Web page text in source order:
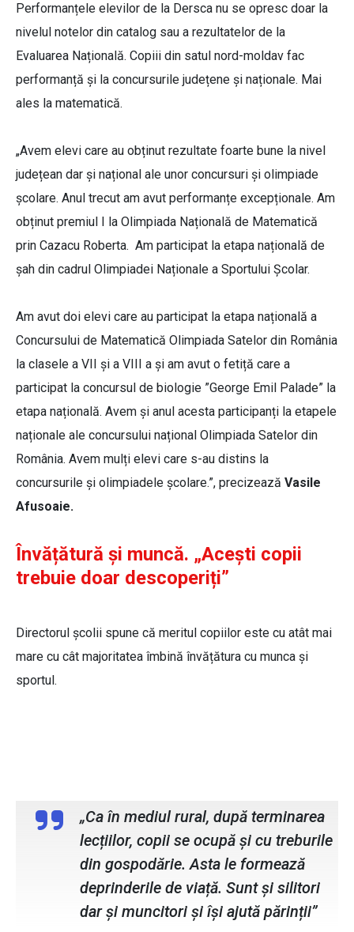
Performanțele elevilor de la Dersca nu se opresc doar la
nivelul notelor din catalog sau a rezultatelor de la
Evaluarea Națională. Copiii din satul nord-moldav fac
performanță și la concursurile județene și naționale. Mai
ales la matematică.
„Avem elevi care au obținut rezultate foarte bune la nivel
județean dar și național ale unor concursuri și olimpiade
școlare. Anul trecut am avut performanțe excepționale. Am
obținut premiul I la Olimpiada Națională de Matematică
prin Cazacu Roberta. Am participat la etapa națională de
șah din cadrul Olimpiadei Naționale a Sportului Școlar.
Am avut doi elevi care au participat la etapa națională a
Concursului de Matematică Olimpiada Satelor din România
la clasele a VII și a VIII a și am avut o fetiță care a
participat la concursul de biologie ”George Emil Palade” la
etapa națională. Avem și anul acesta participanți la etapele
naționale ale concursului național Olimpiada Satelor din
România. Avem mulți elevi care s-au distins la
concursurile și olimpiadele școlare.”, precizează Vasile
Afusoaie.
Învățătură și muncă. „Acești copii
trebuie doar descoperiți”
Directorul școlii spune că meritul copiilor este cu atât mai
mare cu cât majoritatea îmbină învățătura cu munca și
sportul.
„Ca în mediul rural, după terminarea
lecțiilor, copii se ocupă și cu treburile
din gospodărie. Asta le formează
deprinderile de viață. Sunt și silitori
dar și muncitori și își ajută părinții”